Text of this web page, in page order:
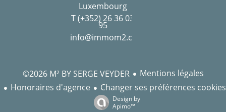
Luxembourg
T (+352) 26 36 03
95
info@immom2.com
©2026 M² BY SERGE VEYDER
Mentions légales
Honoraires d'agence
Changer ses préférences cookies
Design by
Apimo™